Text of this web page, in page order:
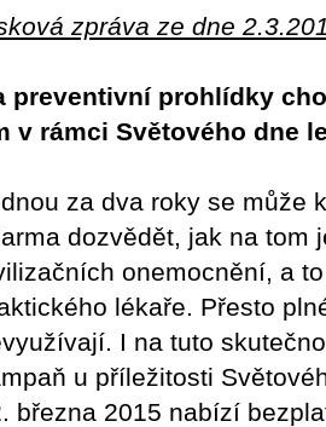
zpráva ze dne
preventivní prohlídky
v rámci Světového dne
za dva roky se může
dozvědět, jak na tom
onemocnění, a
lékaře. Přesto
I na tuto
u příležitosti
března 2015 nabízí